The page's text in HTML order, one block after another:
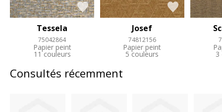
Tessela
75042864
Papier peint
11 couleurs
Josef
74812156
Papier peint
5 couleurs 3
Consultés récemment